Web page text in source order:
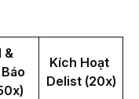
&
Kích Hoạt
Delist (20x)